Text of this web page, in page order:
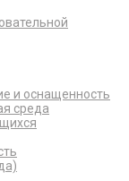
и оснащенность
среда